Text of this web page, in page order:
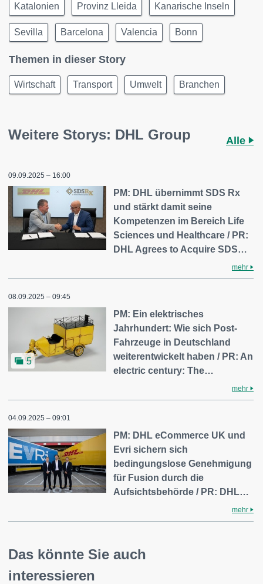
Katalonien Provinz Lleida Kanarische Inseln
Sevilla Barcelona Valencia Bonn
Themen in dieser Story
Wirtschaft Transport Umwelt Branchen
Weitere Storys: DHL Group Alle
09.09.2025 – 16:00
PM: DHL übernimmt SDS Rx
und stärkt damit seine
Kompetenzen im Bereich Life
Sciences und Healthcare / PR:
DHL Agrees to Acquire SDS…
mehr
08.09.2025 – 09:45
5
PM: Ein elektrisches
Jahrhundert: Wie sich Post-
Fahrzeuge in Deutschland
weiterentwickelt haben / PR: An
electric century: The…
mehr
04.09.2025 – 09:01
PM: DHL eCommerce UK und
Evri sichern sich
bedingungslose Genehmigung
für Fusion durch die
Aufsichtsbehörde / PR: DHL…
mehr
Das könnte Sie auch
interessieren